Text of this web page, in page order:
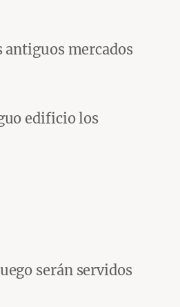
antiguos mercados
edificio los
serán servidos